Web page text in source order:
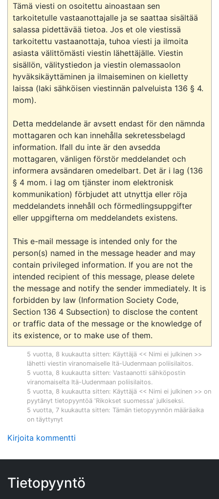
Tämä viesti on osoitettu ainoastaan sen
tarkoitetulle vastaanottajalle ja se saattaa sisältää
salassa pidettävää tietoa. Jos et ole viestissä
tarkoitettu vastaanottaja, tuhoa viesti ja ilmoita
asiasta välittömästi viestin lähettäjälle. Viestin
sisällön, välitystiedon ja viestin olemassaolon
hyväksikäyttäminen ja ilmaiseminen on kielletty
laissa (laki sähköisen viestinnän palveluista 136 § 4.
mom).
Detta meddelande är avsett endast för den nämnda
mottagaren och kan innehålla sekretessbelagd
information. Ifall du inte är den avsedda
mottagaren, vänligen förstör meddelandet och
informera avsändaren omedelbart. Det är i lag (136
§ 4 mom. i lag om tjänster inom elektronisk
kommunikation) förbjudet att utnyttja eller röja
meddelandets innehåll och förmedlingsuppgifter
eller uppgifterna om meddelandets existens.
This e-mail message is intended only for the
person(s) named in the message header and may
contain privileged information. If you are not the
intended recipient of this message, please delete
the message and notify the sender immediately. It is
forbidden by law (Information Society Code,
Section 136 4 Subsection) to disclose the content
or traffic data of the message or the knowledge of
5 vuotta, 8 kuukautta sitten: Käyttäjä << Nimi ei julkinen >>
lähetti viestin viranomaiselle Itä-Uudenmaan poliisilaitos.
5 vuotta, 8 kuukautta sitten: Vastaanotti sähköpostin
viranomaiselta Itä-Uudenmaan poliisilaitos.
5 vuotta, 8 kuukautta sitten: Käyttäjä << Nimi ei julkinen >> on
pyytänyt tietopyyntöä 'Rikokset suomessa' julkiseksi.
5 vuotta, 7 kuukautta sitten: Tämän tietopyynnön määräaika
on täyttynyt
Kirjoita kommentti
Tietopyyntö